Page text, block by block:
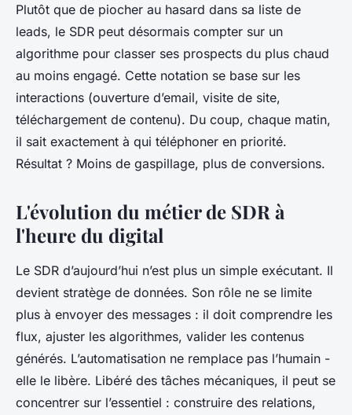
Plutôt que de piocher au hasard dans sa liste de
leads, le SDR peut désormais compter sur un
algorithme pour classer ses prospects du plus chaud
au moins engagé. Cette notation se base sur les
interactions (ouverture d’email, visite de site,
téléchargement de contenu). Du coup, chaque matin,
il sait exactement à qui téléphoner en priorité.
Résultat ? Moins de gaspillage, plus de conversions.
L'évolution du métier de SDR à
l'heure du digital
Le SDR d’aujourd’hui n’est plus un simple exécutant. Il
devient stratège de données. Son rôle ne se limite
plus à envoyer des messages : il doit comprendre les
flux, ajuster les algorithmes, valider les contenus
générés. L’automatisation ne remplace pas l’humain -
elle le libère. Libéré des tâches mécaniques, il peut se
concentrer sur l’essentiel : construire des relations,